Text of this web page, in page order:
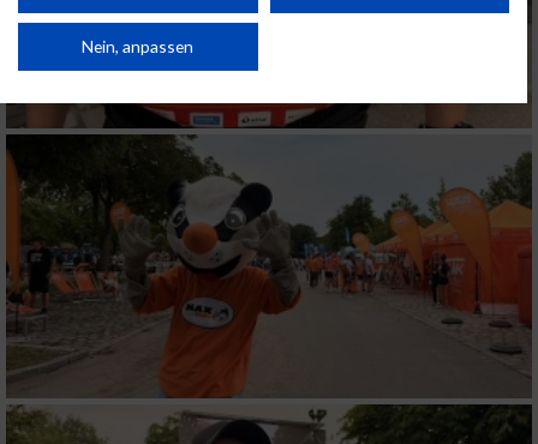
von Inhalten.
Daten können außerhalb der Europäischen Union weitergegeben und in die
Website/App.
Partnerliste anzeigen (1 IAB-Anbieter)
Wir nutzen Ihre Daten für folgende Zwecke:
IAB-Verarbeitungszwecke:
Speichern von oder Zugriff auf Informationen
auf einem Endgerät
Verwendung reduzierter Daten zur Auswahl
von Werbeanzeigen
Erstellung von Profilen für personalisierte
Werbung
Nein, anpassen